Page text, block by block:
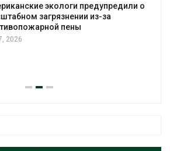
экологи предупредили о
загрязнении из-за
пены
2026